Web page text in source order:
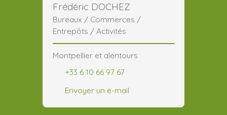
Frédéric DOCHEZ
Bureaux / Commerces /
Entrepôts / Activités
Montpellier et alentours
+33 6 10 66 97 67
Envoyer un e-mail